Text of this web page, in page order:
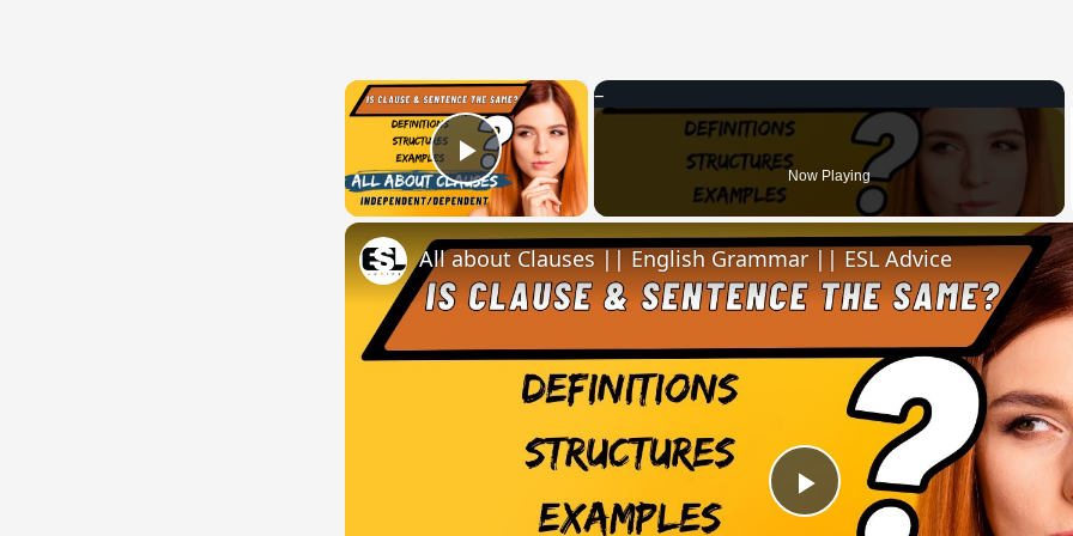
×
Play Video Now Playing
Play
All about Clauses || English Grammar || ESL Advice